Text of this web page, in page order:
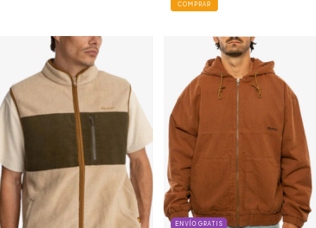
COMPRAR
ENVÍO GRATIS